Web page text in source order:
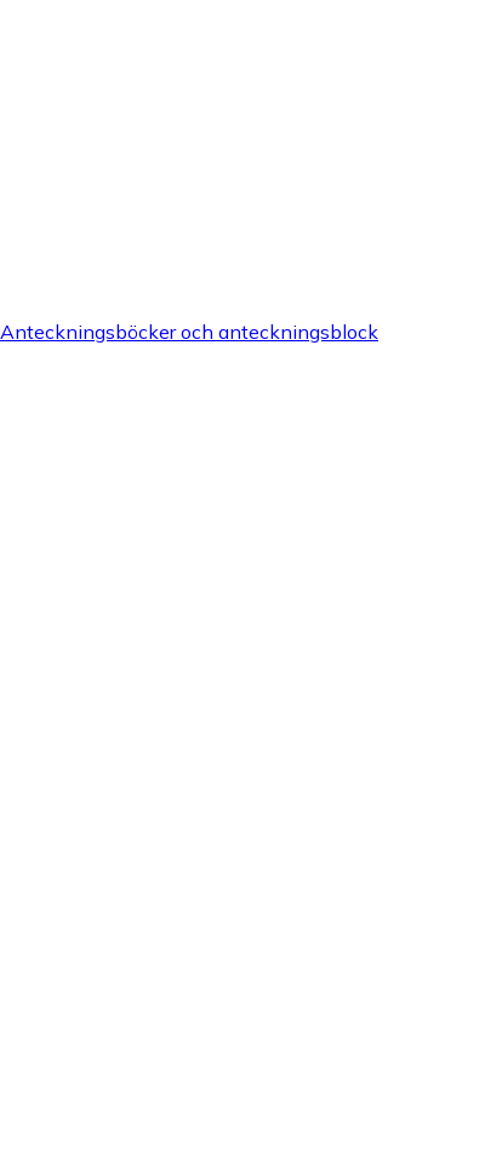
Anteckningsböcker och anteckningsblock